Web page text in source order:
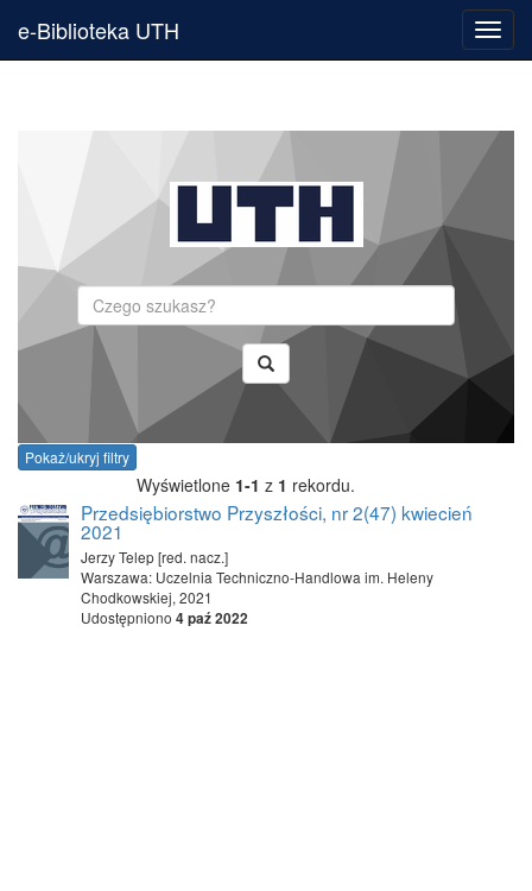
e-Biblioteka UTH
Pokaż/ukryj filtry
Wyświetlone 1-1 z 1 rekordu.
Przedsiębiorstwo Przyszłości, nr 2(47) kwiecień
2021
Jerzy Telep [red. nacz.]
Warszawa: Uczelnia Techniczno-Handlowa im. Heleny
Chodkowskiej, 2021
Udostępniono 4 paź 2022